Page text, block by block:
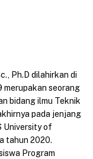
Ph.D dilahirkan di
merupakan seorang
bidang ilmu Teknik
pada jenjang
University of
tahun 2020.
Program